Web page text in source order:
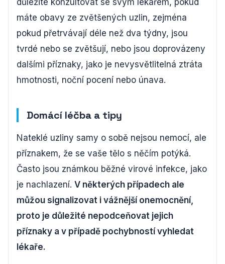
důležité konzultovat se svým lékařem, pokud
máte obavy ze zvětšených uzlin, zejména
pokud přetrvávají déle než dva týdny, jsou
tvrdé nebo se zvětšují, nebo jsou doprovázeny
dalšími příznaky, jako je nevysvětlitelná ztráta
hmotnosti, noční pocení nebo únava.
Domácí léčba a tipy
Nateklé uzliny samy o sobě nejsou nemocí, ale
příznakem, že se vaše tělo s něčím potýká.
Často jsou známkou běžné virové infekce, jako
je nachlazení. V některých případech ale
můžou signalizovat i vážnější onemocnění,
proto je důležité nepodceňovat jejich
příznaky a v případě pochybností vyhledat
lékaře.